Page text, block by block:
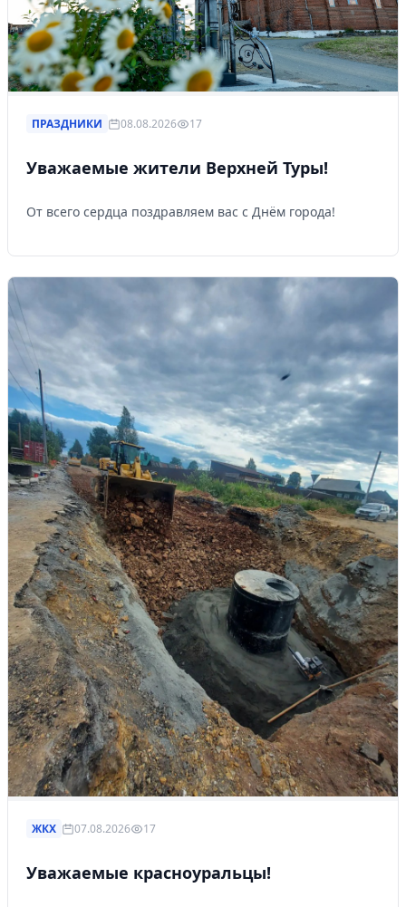
ПРАЗДНИКИ 08.08.2026 17
Уважаемые жители Верхней Туры!
От всего сердца поздравляем вас с Днём города!
ЖКХ 07.08.2026 17
Уважаемые красноуральцы!